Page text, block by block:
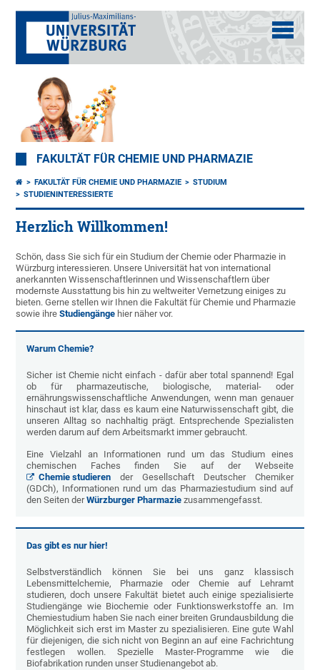
FAKULTÄT FÜR CHEMIE UND PHARMAZIE
FAKULTÄT FÜR CHEMIE UND PHARMAZIE
STUDIUM
STUDIENINTERESSIERTE
Herzlich Willkommen!
Schön, dass Sie sich für ein Studium der Chemie oder Pharmazie in
Würzburg interessieren. Unsere Universität hat von international
anerkannten Wissenschaftlerinnen und Wissenschaftlern über
modernste Ausstattung bis hin zu weltweiter Vernetzung einiges zu
bieten. Gerne stellen wir Ihnen die Fakultät für Chemie und Pharmazie
sowie ihreStudiengänge hier näher vor.
Warum Chemie?
Sicher ist Chemie nicht einfach - dafür aber total spannend! Egal
ob für pharmazeutische, biologische, material- oder
ernährungswissenschaftliche Anwendungen, wenn man genauer
hinschaut ist klar, dass es kaum eine Naturwissenschaft gibt, die
unseren Alltag so nachhaltig prägt. Entsprechende Spezialisten
werden darum auf dem Arbeitsmarkt immer gebraucht.
Eine Vielzahl an Informationen rund um das Studium eines
chemischen Faches finden Sie auf der Webseite
Chemie studieren der Gesellschaft Deutscher Chemiker
(GDCh), Informationen rund um das Pharmaziestudium sind auf
den Seiten derWürzburger Pharmazie zusammengefasst.
Das gibt es nur hier!
Selbstverständlich können Sie bei uns ganz klassisch
Lebensmittelchemie, Pharmazie oder Chemie auf Lehramt
studieren, doch unsere Fakultät bietet auch einige spezialisierte
Studiengänge wie Biochemie oder Funktionswerkstoffe an. Im
Chemiestudium haben Sie nach einer breiten Grundausbildung die
Möglichkeit sich erst im Master zu spezialisieren. Eine gute Wahl
für diejenigen, die sich nicht von Beginn an auf eine Fachrichtung
festlegen wollen. Spezielle Master-Programme wie die
Biofabrikation runden unser Studienangebot ab.